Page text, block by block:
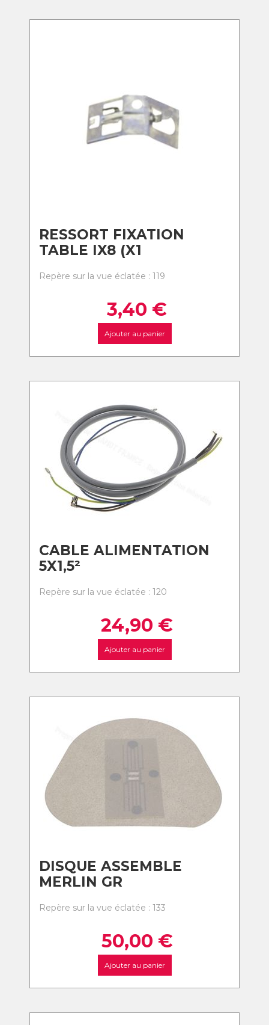
RESSORT FIXATION
TABLE IX8 (X1
Repère sur la vue éclatée : 119
3,40 €
Ajouter au panier
CABLE ALIMENTATION
5X1,5²
Repère sur la vue éclatée : 120
24,90 €
Ajouter au panier
DISQUE ASSEMBLE
MERLIN GR
Repère sur la vue éclatée : 133
50,00 €
Ajouter au panier